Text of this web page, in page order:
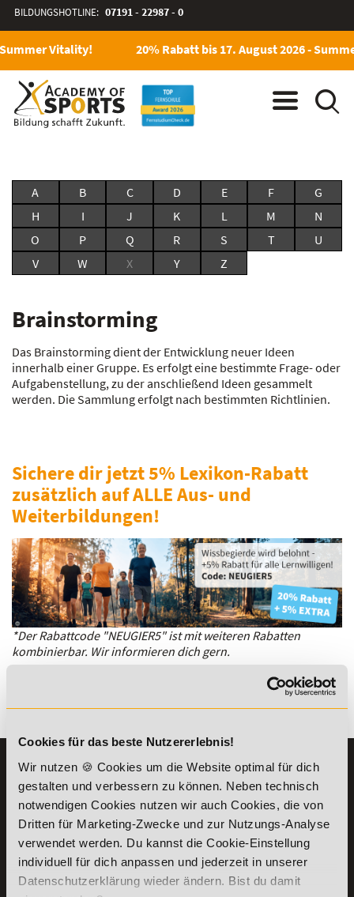
Cookies für das beste Nutzererlebnis!
Wir nutzen 🍪 Cookies um die Website optimal für dich
gestalten und verbessern zu können. Neben technisch
notwendigen Cookies nutzen wir auch Cookies, die von
Dritten für Marketing-Zwecke und zur Nutzungs-Analyse
verwendet werden. Du kannst die Cookie-Einstellung
individuell für dich anpassen und jederzeit in unserer
Datenschutzerklärung wieder ändern. Bist du damit
BILDUNGSHOTLINE: 07191 - 22987 - 0
Vitality! 20% Rabatt bis 17. August 2026 -
A B C D E F
G
H
I J K L M
N
O
P Q R S T
U
V
W X Y Z
Brainstorming
Das Brainstorming dient der Entwicklung neuer Ideen
innerhalb einer Gruppe. Es erfolgt eine bestimmte Frage- oder
Aufgabenstellung, zu der anschließend Ideen gesammelt
werden. Die Sammlung erfolgt nach bestimmten Richtlinien.
Sichere dir jetzt 5% Lexikon-Rabatt
zusätzlich auf ALLE Aus- und
Weiterbildungen!
*Der Rabattcode "NEUGIER5" ist mit weiteren Rabatten
kombinierbar. Wir informieren dich gern.
Es gibt keine Einträge mit diesem Anfangsbuchstaben.
KONTAKT
07191-22987-0
WhatsApp:
+49 (0) 7191 9513201
Academy of Sports GmbH
INFORMATIONEN
Die Academy
Lernmethoden
PreisFAIRsprechen
Online Campus
Fördermöglichkeiten